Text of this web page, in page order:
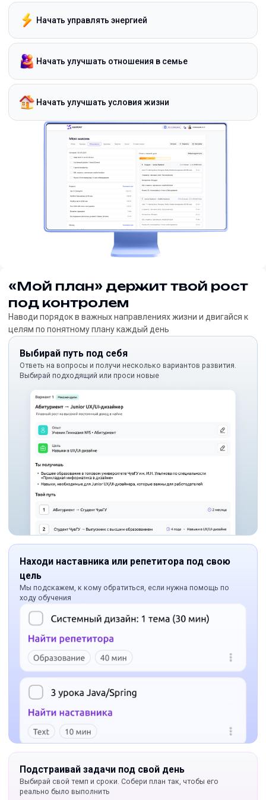
Начать управлять энергией
Начать улучшать отношения в семье
Начать улучшать условия жизни
«Мой план» держит твой рост
под контролем
Наводи порядок в важных направлениях жизни и двигайся к
целям по понятному плану каждый день
Выбирай путь под себя
Ответь на вопросы и получи несколько вариантов развития.
Выбирай подходящий или проси новые
Находи наставника или репетитора под свою
цель
Мы подскажем, к кому обратиться, если нужна помощь по
ходу обучения
Подстраивай задачи под свой день
Выбирай свой темп и сроки. Собери план так, чтобы его
реально было выполнить